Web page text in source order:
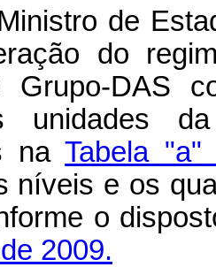
de
do
Grupo-DAS
unidades
naTabela
níveis e os
o
2009.